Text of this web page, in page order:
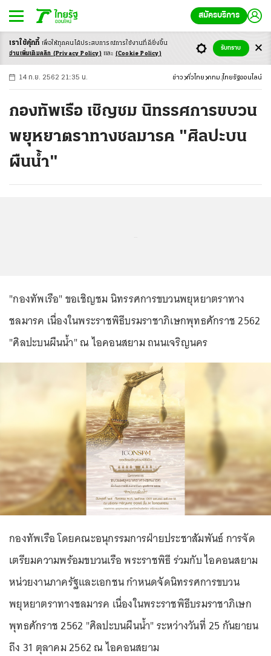
สมัครบริการ
-ก ก ก+
14 ก.ย. 2562 21:35 น. ข่าว ทั่วไทย กทม. ไทยรัฐออนไลน์
กองทัพเรือ เชิญชม นิทรรศการขบวน
พยุหยาตราทางชลมารค "ศิลปะบน
ผืนน้ำ"
"กองทัพเรือ" ขอเชิญชม นิทรรศการขบวนพยุหยาตราทาง
ชลมารค เนื่องในพระราชพิธีบรมราชาภิเษกพุทธศักราช 2562
"ศิลปะบนผืนน้ำ" ณ ไอคอนสยาม ถนนเจริญนคร
กองทัพเรือ โดยคณะอนุกรรมการฝ่ายประชาสัมพันธ์ การจัด
เตรียมความพร้อมขบวนเรือ พระราชพิธี ร่วมกับ ไอคอนสยาม
หน่วยงานภาครัฐและเอกชน กำหนดจัดนิทรรศการขบวน
พยุหยาตราทางชลมารค เนื่องในพระราชพิธีบรมราชาภิเษก
พุทธศักราช 2562 "ศิลปะบนผืนน้ำ" ระหว่างวันที่ 25 กันยายน
ถึง 31 ตุลาคม 2562 ณ ไอคอนสยาม
เราใช้คุ้กกี้ เพื่อให้ทุกคนได้ประสบการณ์การใช้งานที่ดียิ่งขึ้น
อ่านเพิ่มเติมคลิก (Privacy Policy) และ (Cookie Policy)
รับทราบ